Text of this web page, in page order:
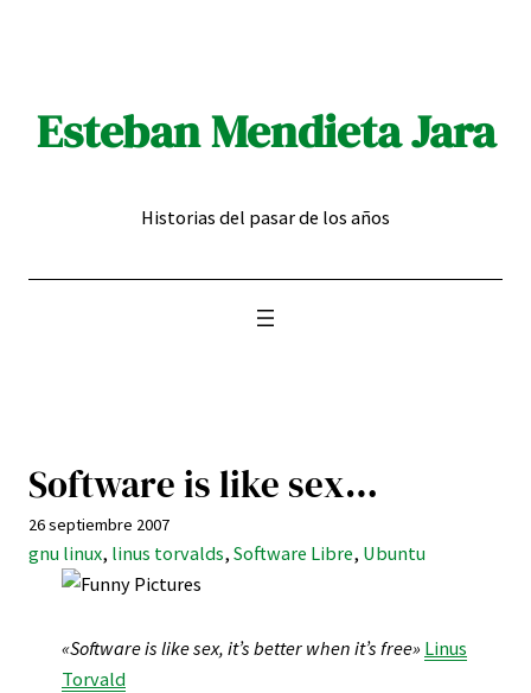
Esteban Mendieta Jara
Historias del pasar de los años
Software is like sex…
26 septiembre 2007
gnu linux, linus torvalds, Software Libre, Ubuntu
«Software is like sex, it’s better when it’s free» Linus
Torvald